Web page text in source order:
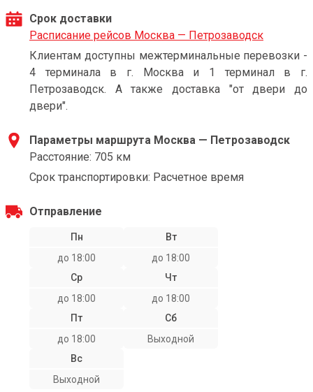
Срок доставки
Расписание рейсов Москва — Петрозаводск
Клиентам доступны межтерминальные перевозки -
4 терминала в г. Москва и 1 терминал в г.
Петрозаводск. А также доставка "от двери до
двери".
Параметры маршрута Москва — Петрозаводск
Расстояние: 705 км
Срок транспортировки: Расчетное время
Отправление
Пн
до 18:00
Вт
до 18:00
Ср
до 18:00
Чт
до 18:00
Пт
до 18:00
Сб
Выходной
Вс
Выходной